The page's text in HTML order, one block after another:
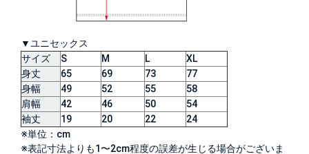
▼ユニセックス
サイズ
S M L
XL
身丈
65 69 73
77
身幅
49 52 55
58
肩幅
42 46 50
54
袖丈
19 20 22
24
※単位：cm
※表記寸法よりも1〜2cm程度の誤差が生じる場合がございま